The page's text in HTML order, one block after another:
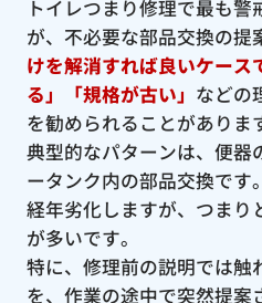
トイレつまり修理で最も
が、不必要な部品交換の提
けを解消すれば良いケース
る」「規格が古い」 などの
を勧められることがありま
典型的なパターンは、便器
ータンク内の部品交換です
経年劣化しますが、つまり
が多いです。
特に、修理前の説明では触
を、作業の途中で突然提案